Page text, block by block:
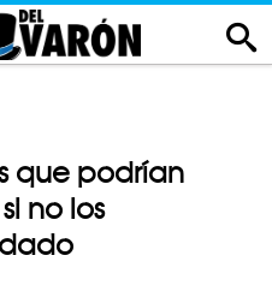
que podrían
no los